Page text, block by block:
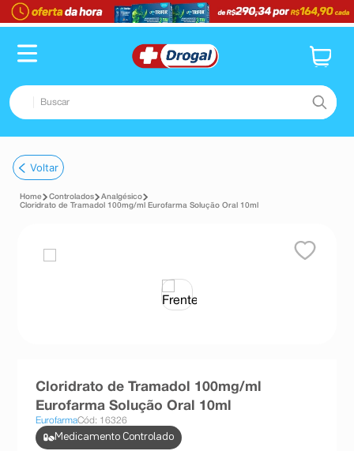
Buscar
1º fralda
2º pampers confort sec max
lenço umedecido
teste gravidez
10ºesmalte
Voltar
Controlados
Analgésico
Cloridrato de Tramadol 100mg/ml Eurofarma Solução Oral 10ml
Cloridrato de Tramadol 100mg/ml
Eurofarma Solução Oral 10ml
EurofarmaCód: 16326
Medicamento Controlado